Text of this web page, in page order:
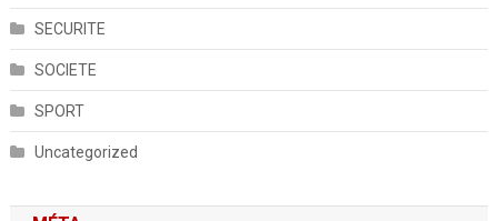
SECURITE
SOCIETE
SPORT
Uncategorized